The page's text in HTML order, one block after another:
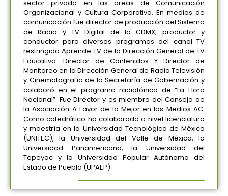
sector privado en las áreas de Comunicación
Organizacional y Cultura Corporativa. En medios de
comunicación fue director de producción del Sistema
de Radio y TV Digital de la CDMX, productor y
conductor para diversos programas del canal TV
restringida Aprende TV de la Dirección General de TV
Educativa. Director de Contenidos Y Director de
Monitoreo en la Dirección General de Radio Televisión
y Cinematografía de la Secretaría de Gobernación y
colaboró en el programa radiofónico de “La Hora
Nacional”. Fue Director y es miembro del Consejo de
la Asociación A Favor de lo Mejor en los Medios AC.
Como catedrático ha colaborado a nivel licenciatura
y maestría en la Universidad Tecnológica de México
(UNITEC), la Universidad del Valle de México, la
Universidad Panamericana, la Universidad del
Tepeyac y la Universidad Popular Autónoma del
Estado de Puebla (UPAEP)